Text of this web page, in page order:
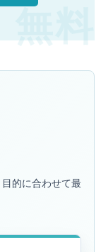
的に合わせて最